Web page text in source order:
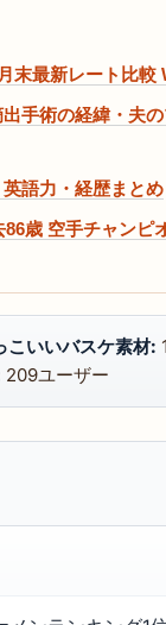
末最新レート比
手術の経緯・夫
語力・経歴まとめ
86歳 空手チャン
いいバスケ素材:
209ユーザー